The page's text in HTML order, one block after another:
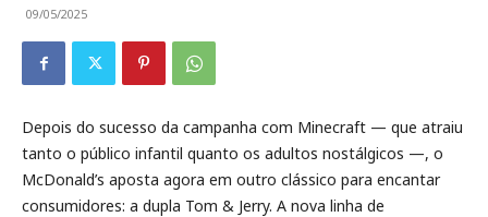
09/05/2025
Depois do sucesso da campanha com Minecraft — que atraiu
tanto o público infantil quanto os adultos nostálgicos —, o
McDonald’s aposta agora em outro clássico para encantar
consumidores: a dupla Tom & Jerry. A nova linha de